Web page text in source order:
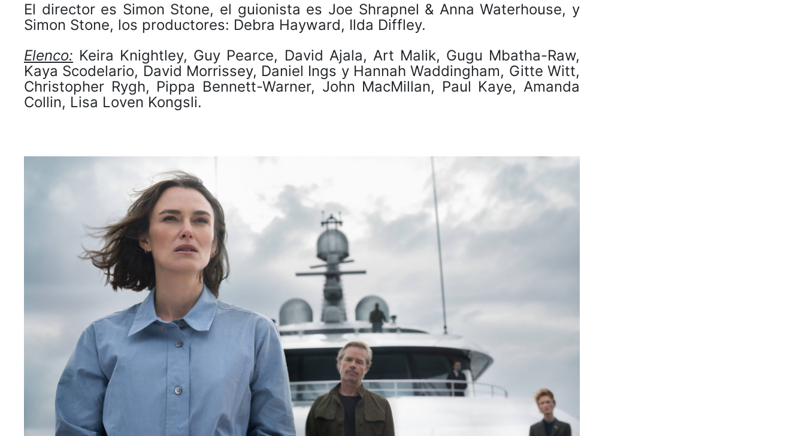
El director es Simon Stone, el guionista es Joe Shrapnel & Anna Waterhouse, y
Simon Stone, los productores: Debra Hayward, Ilda Diffley.
Elenco: Keira Knightley, Guy Pearce, David Ajala, Art Malik, Gugu Mbatha-Raw,
Kaya Scodelario, David Morrissey, Daniel Ings y Hannah Waddingham, Gitte Witt,
Christopher Rygh, Pippa Bennett-Warner, John MacMillan, Paul Kaye, Amanda
Collin, Lisa Loven Kongsli.